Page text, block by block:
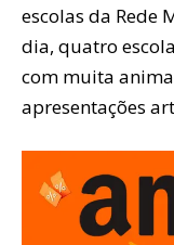
escolas da Rede
dia, quatro
com muita
apresentações